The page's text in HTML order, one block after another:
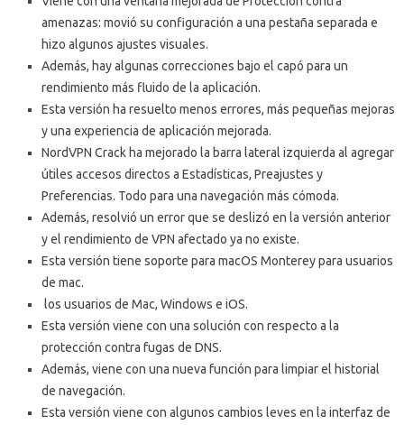
amenazas: movió su configuración a una pestaña separada e
hizo algunos ajustes visuales.
Además, hay algunas correcciones bajo el capó para un
rendimiento más fluido de la aplicación.
Esta versión ha resuelto menos errores, más pequeñas mejoras
y una experiencia de aplicación mejorada.
NordVPN Crack ha mejorado la barra lateral izquierda al agregar
útiles accesos directos a Estadísticas, Preajustes y
Preferencias. Todo para una navegación más cómoda.
Además, resolvió un error que se deslizó en la versión anterior
y el rendimiento de VPN afectado ya no existe.
Esta versión tiene soporte para macOS Monterey para usuarios
de mac.
los usuarios de Mac, Windows e iOS.
Esta versión viene con una solución con respecto a la
protección contra fugas de DNS.
Además, viene con una nueva función para limpiar el historial
de navegación.
Esta versión viene con algunos cambios leves en la interfaz de